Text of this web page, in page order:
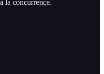
la concurrence.